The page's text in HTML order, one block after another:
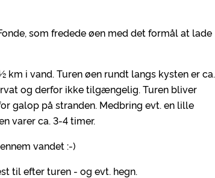
som fredede øen med det formål at lade
i vand. Turen øen rundt langs kysten er ca.
og derfor ikke tilgængelig. Turen bliver
galop på stranden. Medbring evt. en lille
varer ca. 3-4 timer.
vandet :-)
til efter turen - og evt. hegn.